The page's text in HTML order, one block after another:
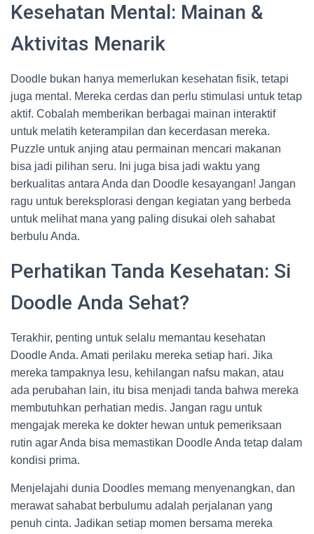
Kesehatan Mental: Mainan &
Aktivitas Menarik
Doodle bukan hanya memerlukan kesehatan fisik, tetapi
juga mental. Mereka cerdas dan perlu stimulasi untuk tetap
aktif. Cobalah memberikan berbagai mainan interaktif
untuk melatih keterampilan dan kecerdasan mereka.
Puzzle untuk anjing atau permainan mencari makanan
bisa jadi pilihan seru. Ini juga bisa jadi waktu yang
berkualitas antara Anda dan Doodle kesayangan! Jangan
ragu untuk bereksplorasi dengan kegiatan yang berbeda
untuk melihat mana yang paling disukai oleh sahabat
berbulu Anda.
Perhatikan Tanda Kesehatan: Si
Doodle Anda Sehat?
Terakhir, penting untuk selalu memantau kesehatan
Doodle Anda. Amati perilaku mereka setiap hari. Jika
mereka tampaknya lesu, kehilangan nafsu makan, atau
ada perubahan lain, itu bisa menjadi tanda bahwa mereka
membutuhkan perhatian medis. Jangan ragu untuk
mengajak mereka ke dokter hewan untuk pemeriksaan
rutin agar Anda bisa memastikan Doodle Anda tetap dalam
kondisi prima.
Menjelajahi dunia Doodles memang menyenangkan, dan
merawat sahabat berbulumu adalah perjalanan yang
penuh cinta. Jadikan setiap momen bersama mereka